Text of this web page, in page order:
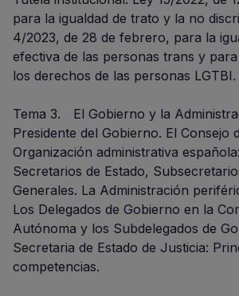
para la igualdad de trato y la no
4/2023, de 28 de febrero, para la
efectiva de las personas trans y
los derechos de las personas LGTBI.
Tema 3. El Gobierno y la
Presidente del Gobierno. El Consejo
Organización administrativa
Secretarios de Estado,
Generales. La Administración
Los Delegados de Gobierno en la
Autónoma y los Subdelegados de
Secretaria de Estado de Justicia:
competencias.